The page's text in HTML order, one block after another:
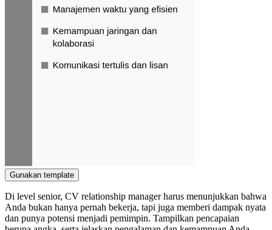
Gunakan template
Di level senior, CV relationship manager harus menunjukkan bahwa
Anda bukan hanya pernah bekerja, tapi juga memberi dampak nyata
dan punya potensi menjadi pemimpin. Tampilkan pencapaian